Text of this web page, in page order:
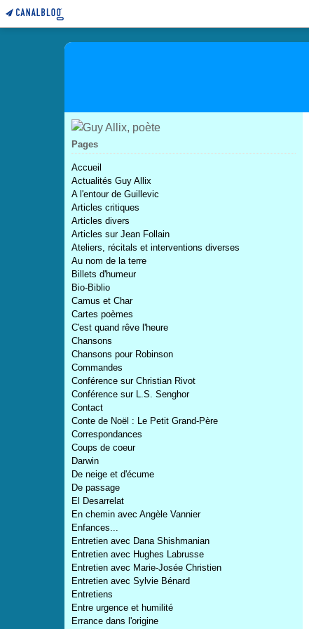
Pages
Accueil
Actualités Guy Allix
A l'entour de Guillevic
Articles critiques
Articles divers
Articles sur Jean Follain
Ateliers, récitals et interventions diverses
Au nom de la terre
Billets d'humeur
Bio-Biblio
Camus et Char
Cartes poèmes
C'est quand rêve l'heure
Chansons
Chansons pour Robinson
Commandes
Conférence sur Christian Rivot
Conférence sur L.S. Senghor
Contact
Conte de Noël : Le Petit Grand-Père
Correspondances
Coups de coeur
Darwin
De neige et d'écume
De passage
El Desarrelat
En chemin avec Angèle Vannier
Enfances...
Entretien avec Dana Shishmanian
Entretien avec Hughes Labrusse
Entretien avec Marie-Josée Christien
Entretien avec Sylvie Bénard
Entretiens
Entre urgence et humilité
Errance dans l'origine